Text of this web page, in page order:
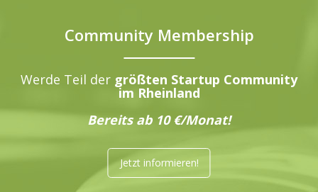
Community Membership
Werde Teil der größten Startup Community
im Rheinland
Bereits ab 10 €/Monat!
Jetzt informieren!